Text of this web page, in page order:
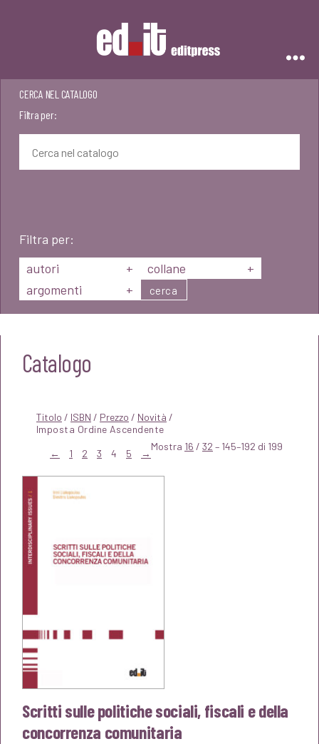
CERCA NEL CATALOGO
Filtra per:
Filtra per:
autori
+ collane
+
argomenti
+ cerca
Catalogo
Titolo / ISBN / Prezzo / Novità /
Mostra 16 / 32 – 145–192 di 199
← 1 2 3 4 5 →
Scritti sulle politiche sociali, fiscali e della
concorrenza comunitaria